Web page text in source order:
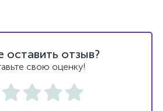
оставить отзыв?
свою оценку!